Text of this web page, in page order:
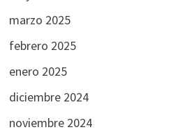
marzo 2025
febrero 2025
enero 2025
diciembre 2024
noviembre 2024